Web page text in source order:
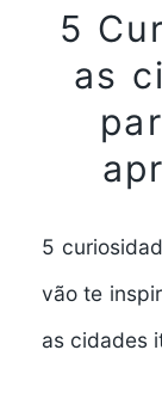
5
as
5
vão te
as cidades